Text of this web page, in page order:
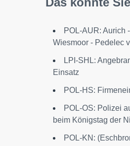
POL-AUR: Aurich
Wiesmoor - Pedelec
LPI-SHL:
Einsatz
POL-HS:
POL-OS: Polizei
beim Königstag der
POL-KN: